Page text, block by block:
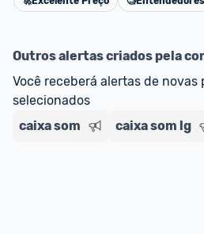
Outros alertas criados pela
Você receberá alertas de novas
selecionados
caixa som
caixa som lg